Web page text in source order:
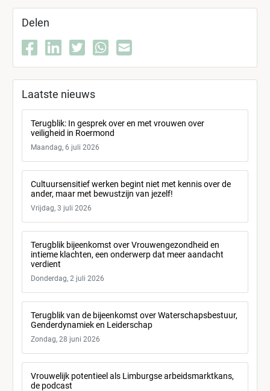
Delen
Laatste nieuws
Terugblik: In gesprek over en met vrouwen over
veiligheid in Roermond
Maandag, 6 juli 2026
Cultuursensitief werken begint niet met kennis over de
ander, maar met bewustzijn van jezelf!
Vrijdag, 3 juli 2026
Terugblik bijeenkomst over Vrouwengezondheid en
intieme klachten, een onderwerp dat meer aandacht
verdient
Donderdag, 2 juli 2026
Terugblik van de bijeenkomst over Waterschapsbestuur,
Genderdynamiek en Leiderschap
Zondag, 28 juni 2026
Vrouwelijk potentieel als Limburgse arbeidsmarktkans,
de podcast